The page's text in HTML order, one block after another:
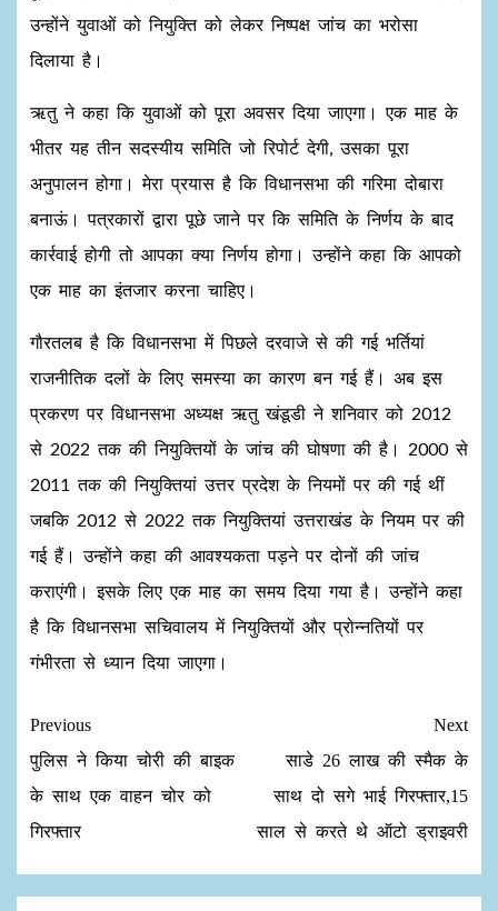
उन्होंने युवाओं को नियुक्ति को लेकर निष्पक्ष जांच का भरोसा
दिलाया है।
ऋतु ने कहा कि युवाओं को पूरा अवसर दिया जाएगा। एक माह के
भीतर यह तीन सदस्यीय समिति जो रिपोर्ट देगी, उसका पूरा
अनुपालन होगा। मेरा प्रयास है कि विधानसभा की गरिमा दोबारा
बनाऊं। पत्रकारों द्वारा पूछे जाने पर कि समिति के निर्णय के बाद
कार्रवाई होगी तो आपका क्या निर्णय होगा। उन्होंने कहा कि आपको
एक माह का इंतजार करना चाहिए।
गौरतलब है कि विधानसभा में पिछले दरवाजे से की गई भर्तियां
राजनीतिक दलों के लिए समस्या का कारण बन गई हैं। अब इस
प्रकरण पर विधानसभा अध्यक्ष ऋतु खंडूडी ने शनिवार को 2012
से 2022 तक की नियुक्तियों के जांच की घोषणा की है। 2000 से
2011 तक की नियुक्तियां उत्तर प्रदेश के नियमों पर की गई थीं
जबकि 2012 से 2022 तक नियुक्तियां उत्तराखंड के नियम पर की
गई हैं। उन्होंने कहा की आवश्यकता पड़ने पर दोनों की जांच
कराएंगी। इसके लिए एक माह का समय दिया गया है। उन्होंने कहा
है कि विधानसभा सचिवालय में नियुक्तियों और प्रोन्नतियों पर
गंभीरता से ध्यान दिया जाएगा।
Previous
पुलिस ने किया चोरी की बाइक
के साथ एक वाहन चोर को
गिरफ्तार
Next
साडे 26 लाख की स्मैक के
साथ दो सगे भाई गिरफ्तार,15
साल से करते थे ऑटो ड्राइवरी